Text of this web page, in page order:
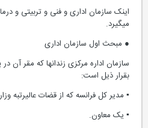
اینک سازمان اداری و فنی و تربیتی و
میگیرد.
● مبحث اول سازمان اداری
سازمان اداره مرکزی زندانها که مقر آن
بقرار ذیل است:
▪ مدیر کل فرانسه که از قضات عالیرتبه
▪ یک معاون.